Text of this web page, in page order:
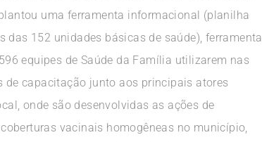
uma ferramenta informacional (planilha
152 unidades básicas de saúde), ferramenta
equipes de Saúde da Família utilizarem nas
capacitação junto aos principais atores
onde são desenvolvidas as ações de
vacinais homogêneas no município,